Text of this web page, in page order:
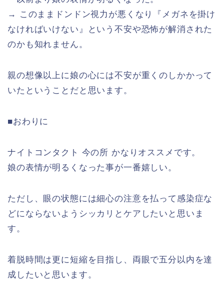
→ このままドンドン視力が悪くなり『メガネを掛け
なければいけない』という不安や恐怖が解消された
のかも知れません。
親の想像以上に娘の心には不安が重くのしかかって
いたということだと思います。
■おわりに
ナイトコンタクト 今の所 かなりオススメです。
娘の表情が明るくなった事が一番嬉しい。
ただし、眼の状態には細心の注意を払って感染症な
どにならないようシッカリとケアしたいと思いま
す。
着脱時間は更に短縮を目指し、両眼で五分以内を達
成したいと思います。